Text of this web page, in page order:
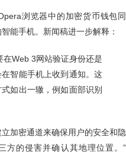
浏览器中的加密货币钱包同
能手机。新闻稿进一步解释：
在Web 3网站验证身份还是
智能手机上收到通知。这
如出一辙，例如面部识别
加密通道来确保用户的安全和隐
方的侵害并确认其地理位置。”